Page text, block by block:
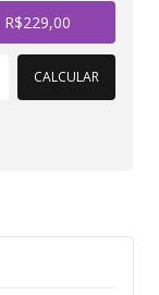
R$229,00
CALCULAR